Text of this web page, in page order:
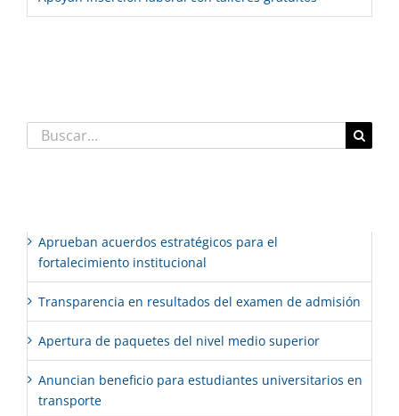
Buscar:
Aprueban acuerdos estratégicos para el
fortalecimiento institucional
Transparencia en resultados del examen de admisión
Apertura de paquetes del nivel medio superior
Anuncian beneficio para estudiantes universitarios en
transporte